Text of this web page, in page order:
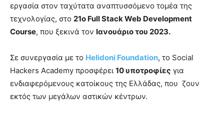
εργασία στον ταχύτατα αναπτυσσόμενο τομέα της
τεχνολογίας, στο 21ο Full Stack Web Development
Course, που ξεκινά τον Ιανουάριο του 2023.
Σε συνεργασία με το Helidoni Foundation, το Social
Hackers Academy προσφέρει 10 υποτροφίες για
ενδιαφερόμενους κατοίκους της Ελλάδας, που ζουν
εκτός των μεγάλων αστικών κέντρων.